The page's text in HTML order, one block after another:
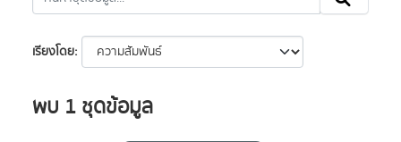
เรียงโดย
พบ 1 ชุดข้อมูล